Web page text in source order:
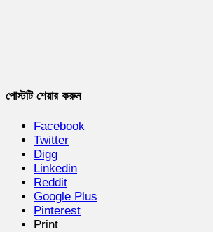
পোস্টটি শেয়ার করুন
Facebook
Twitter
Digg
Linkedin
Reddit
Google Plus
Pinterest
Print